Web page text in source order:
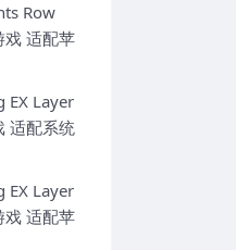
Row
戏 适配苹
EX Layer
适配系统
EX Layer
戏 适配苹